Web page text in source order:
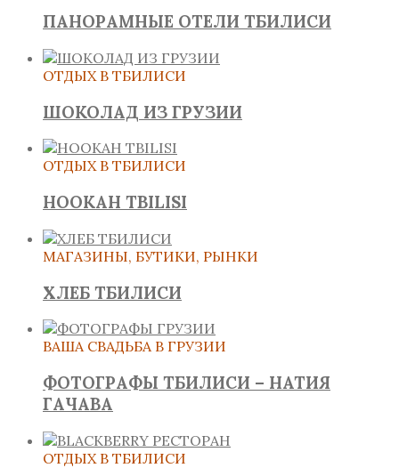
ПАНОРАМНЫЕ ОТЕЛИ ТБИЛИСИ
ОТДЫХ В ТБИЛИСИ
ШОКОЛАД ИЗ ГРУЗИИ
ОТДЫХ В ТБИЛИСИ
HOOKAH TBILISI
МАГАЗИНЫ, БУТИКИ, РЫНКИ
ХЛЕБ ТБИЛИСИ
ВАША СВАДЬБА В ГРУЗИИ
ФОТОГРАФЫ ТБИЛИСИ – НАТИЯ
ГАЧАВА
ОТДЫХ В ТБИЛИСИ